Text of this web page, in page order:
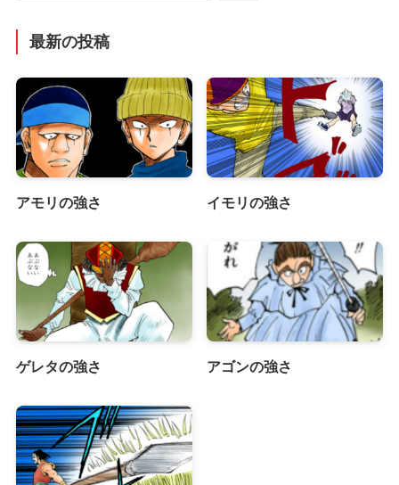
最新の投稿
アモリの強さ イモリの強さ
ゲレタの強さ アゴンの強さ